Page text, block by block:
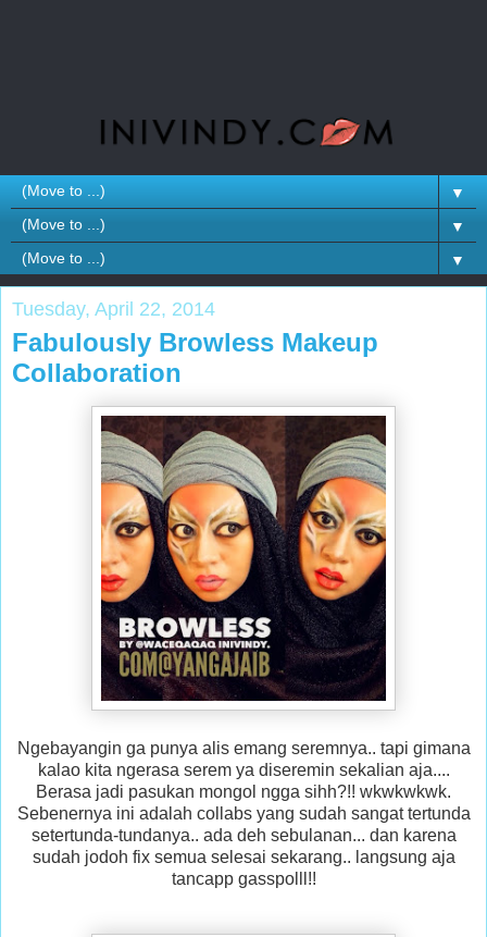
▼
▼
▼
Tuesday, April 22, 2014
Fabulously Browless Makeup
Collaboration
Ngebayangin ga punya alis emang seremnya.. tapi gimana
kalao kita ngerasa serem ya diseremin sekalian aja....
Berasa jadi pasukan mongol ngga sihh?!! wkwkwkwk.
Sebenernya ini adalah collabs yang sudah sangat tertunda
setertunda-tundanya.. ada deh sebulanan... dan karena
sudah jodoh fix semua selesai sekarang.. langsung aja
tancapp gasspolll!!